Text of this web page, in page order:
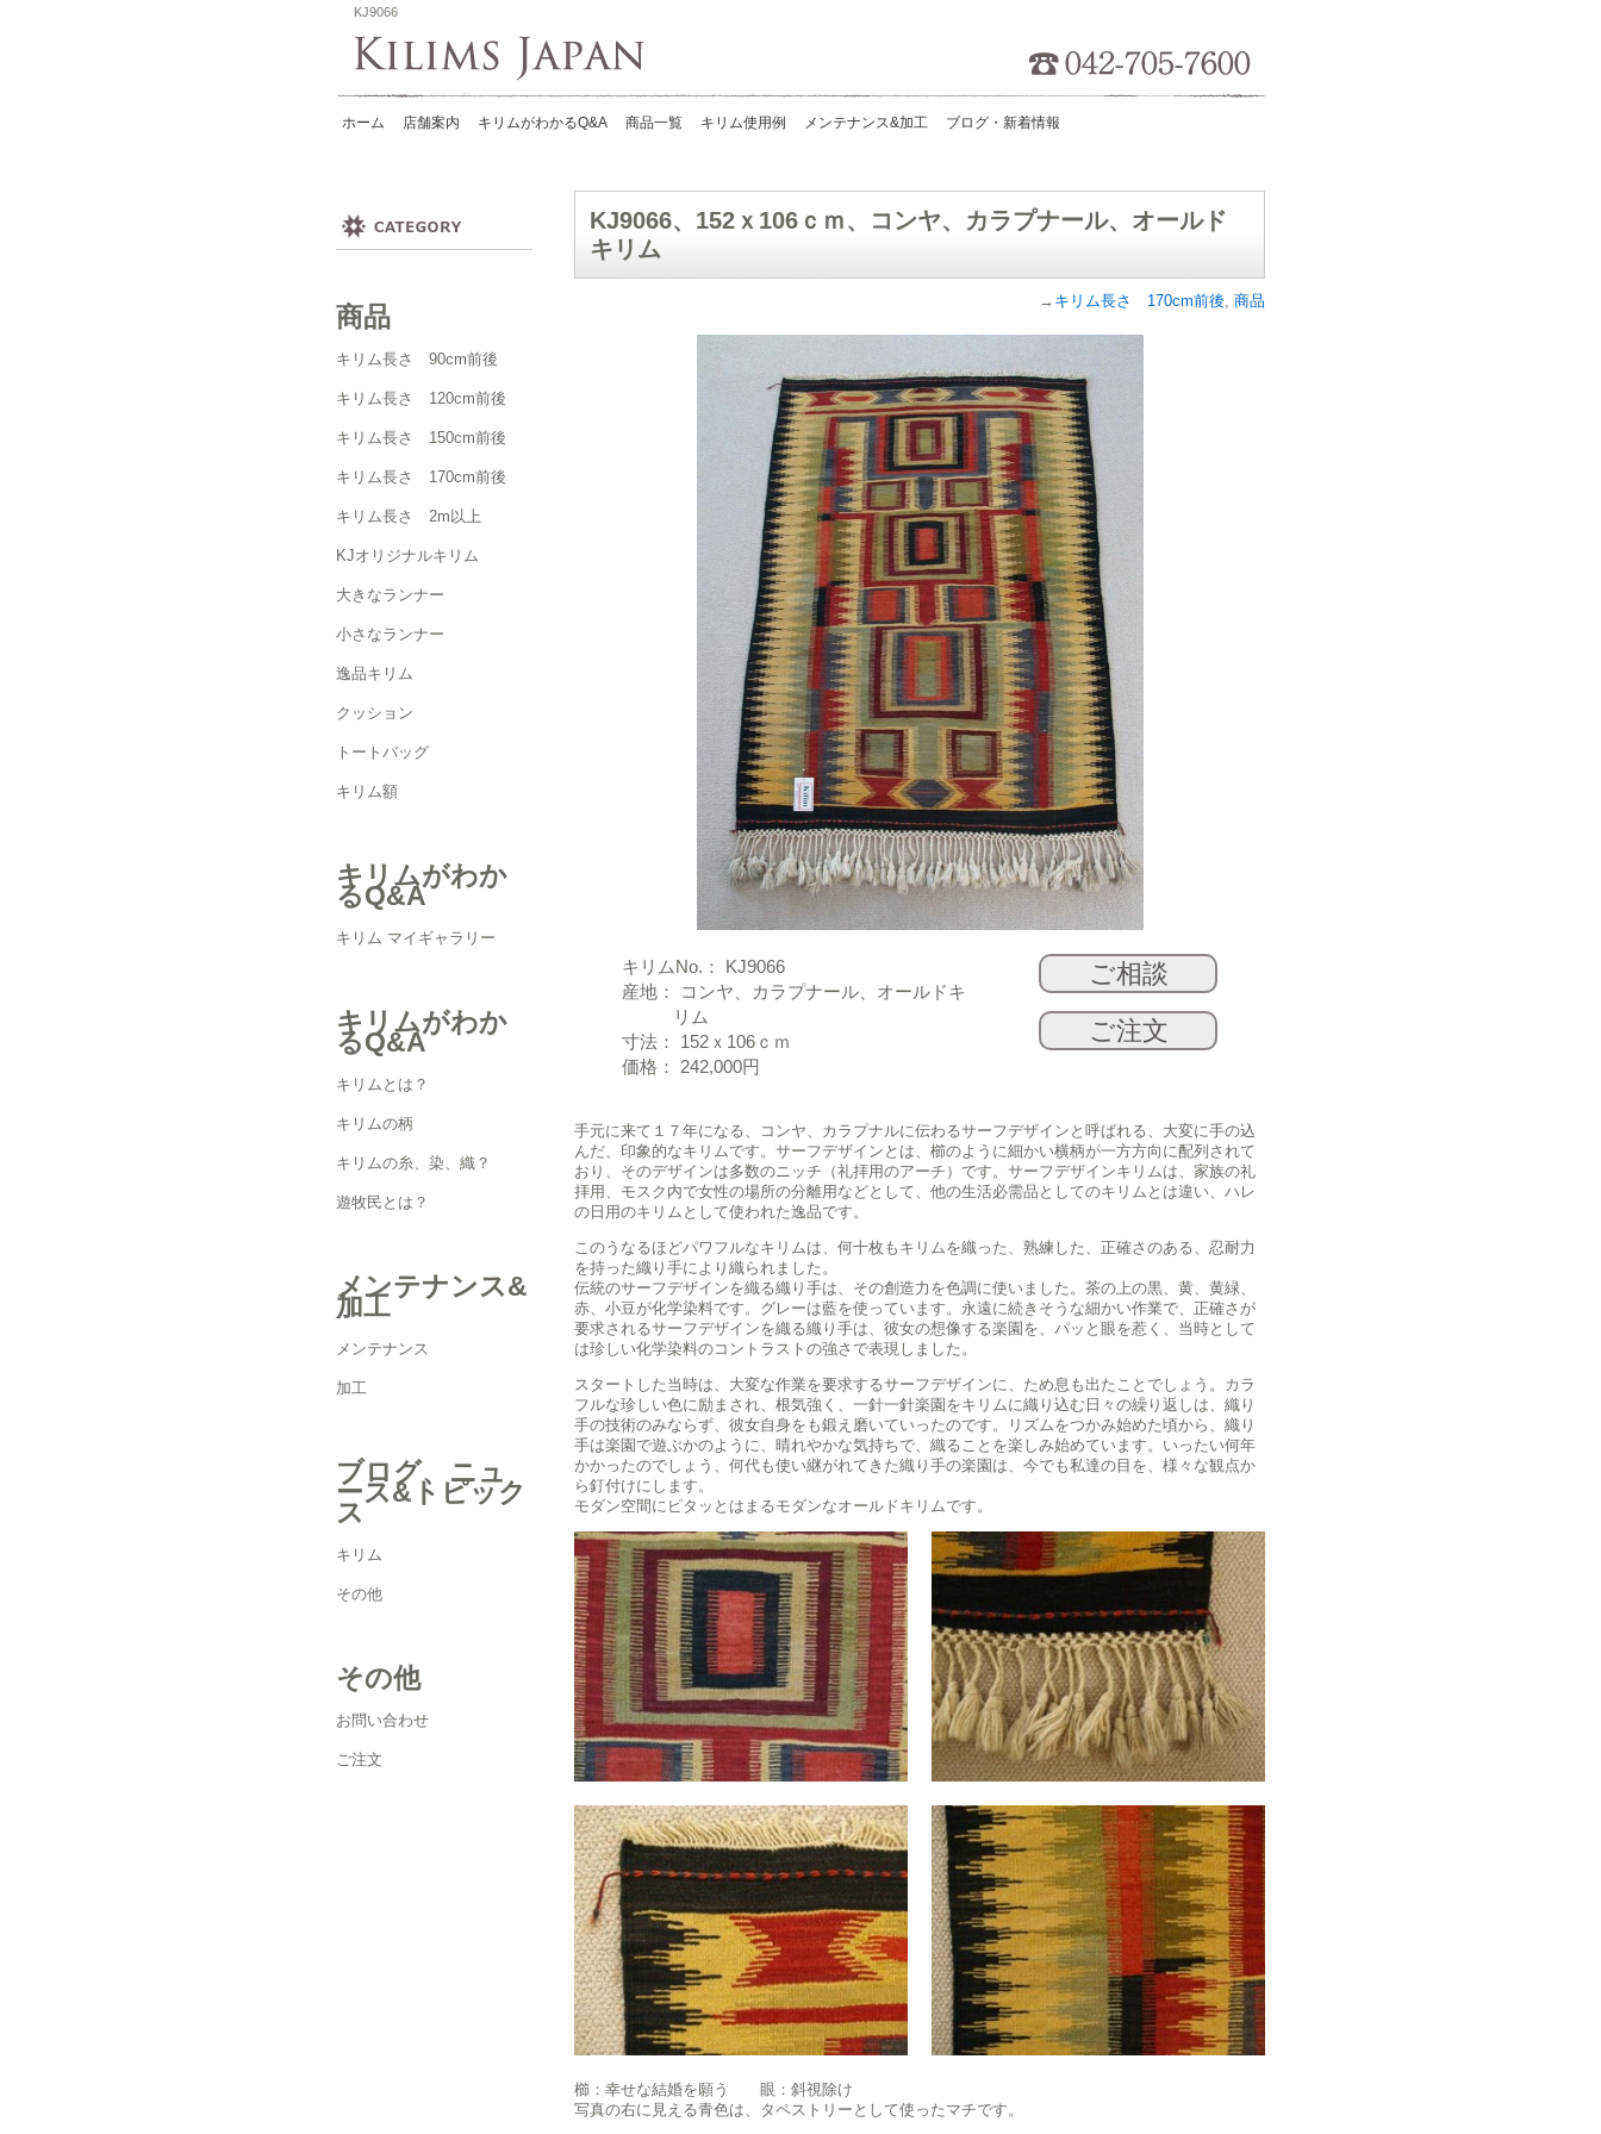
KJ9066
ホーム 店舗案内 キリムがわかるQ&A 商品一覧 キリム使用例 メンテナンス&加工 ブログ・新着情報
商品
キリム長さ 90cm前後
キリム長さ 120cm前後
キリム長さ 150cm前後
キリム長さ 170cm前後
キリム長さ 2m以上
KJオリジナルキリム
大きなランナー
小さなランナー
逸品キリム
クッション
トートバッグ
キリム額
キリムがわか
るQ&A
キリム マイギャラリー
キリムがわか
るQ&A
キリムとは？
キリムの柄
キリムの糸、染、織？
遊牧民とは？
メンテナンス&
加工
メンテナンス
加工
ブログ、ニュ
ース&トピック
ス
キリム
その他
その他
お問い合わせ
ご注文
KJ9066、152ｘ106ｃｍ、コンヤ、カラプナール、オールド
キリム
→ キリム長さ 170cm前後, 商品
キリムNo.： KJ9066
産地： コンヤ、カラプナール、オールドキ
リム
寸法： 152ｘ106ｃｍ
価格： 242,000円
手元に来て１７年になる、コンヤ、カラプナルに伝わるサーフデザインと呼ばれる、大変に手の込
んだ、印象的なキリムです。サーフデザインとは、櫛のように細かい横柄が一方方向に配列されて
おり、そのデザインは多数のニッチ（礼拝用のアーチ）です。サーフデザインキリムは、家族の礼
拝用、モスク内で女性の場所の分離用などとして、他の生活必需品としてのキリムとは違い、ハレ
の日用のキリムとして使われた逸品です。
このうなるほどパワフルなキリムは、何十枚もキリムを織った、熟練した、正確さのある、忍耐力
を持った織り手により織られました。
伝統のサーフデザインを織る織り手は、その創造力を色調に使いました。茶の上の黒、黄、黄緑、
赤、小豆が化学染料です。グレーは藍を使っています。永遠に続きそうな細かい作業で、正確さが
要求されるサーフデザインを織る織り手は、彼女の想像する楽園を、パッと眼を惹く、当時として
は珍しい化学染料のコントラストの強さで表現しました。
スタートした当時は、大変な作業を要求するサーフデザインに、ため息も出たことでしょう。カラ
フルな珍しい色に励まされ、根気強く、一針一針楽園をキリムに織り込む日々の繰り返しは、織り
手の技術のみならず、彼女自身をも鍛え磨いていったのです。リズムをつかみ始めた頃から、織り
手は楽園で遊ぶかのように、晴れやかな気持ちで、織ることを楽しみ始めています。いったい何年
かかったのでしょう、何代も使い継がれてきた織り手の楽園は、今でも私達の目を、様々な観点か
ら釘付けにします。
モダン空間にピタッとはまるモダンなオールドキリムです。
櫛：幸せな結婚を願う 眼：斜視除け
写真の右に見える青色は、タペストリーとして使ったマチです。